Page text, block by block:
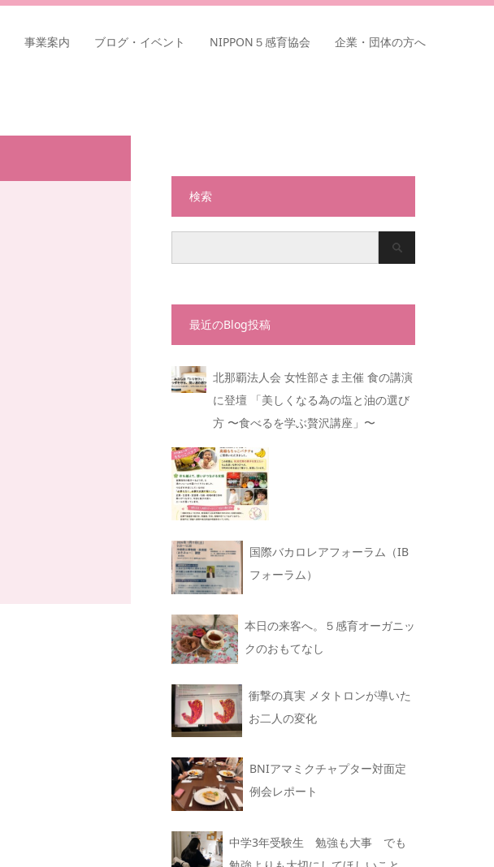
事業案内 ブログ・イベント NIPPON５感育協会 企業・団体の方へ
検索
最近のBlog投稿
北那覇法人会 女性部さま主催 食の講演
に登壇 「美しくなる為の塩と油の選び
方 〜食べるを学ぶ贅沢講座」〜
国際バカロレアフォーラム（IB
フォーラム）
本日の来客へ。５感育オーガニッ
クのおもてなし
衝撃の真実 メタトロンが導いた
お二人の変化
BNIアマミクチャプター対面定
例会レポート
中学3年受験生 勉強も大事 でも